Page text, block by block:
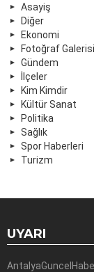
Asayiş
Diğer
Ekonomi
Fotoğraf Galerisi
Gündem
İlçeler
Kim Kimdir
Kültür Sanat
Politika
Sağlık
Spor Haberleri
Turizm
UYARI